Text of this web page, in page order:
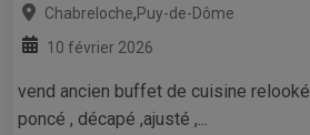
Chabreloche,Puy-de-Dôme
10 février 2026
vend ancien buffet de cuisine
poncé , décapé ,ajusté ,...